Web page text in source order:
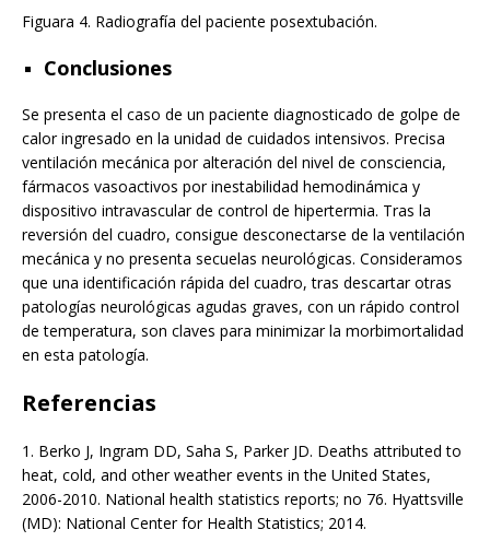
Figuara 4. Radiografía del paciente posextubación.
Conclusiones
Se presenta el caso de un paciente diagnosticado de golpe de
calor ingresado en la unidad de cuidados intensivos. Precisa
ventilación mecánica por alteración del nivel de consciencia,
fármacos vasoactivos por inestabilidad hemodinámica y
dispositivo intravascular de control de hipertermia. Tras la
reversión del cuadro, consigue desconectarse de la ventilación
mecánica y no presenta secuelas neurológicas. Consideramos
que una identificación rápida del cuadro, tras descartar otras
patologías neurológicas agudas graves, con un rápido control
de temperatura, son claves para minimizar la morbimortalidad
en esta patología.
Referencias
1. Berko J, Ingram DD, Saha S, Parker JD. Deaths attributed to
heat, cold, and other weather events in the United States,
2006-2010. National health statistics reports; no 76. Hyattsville
(MD): National Center for Health Statistics; 2014.